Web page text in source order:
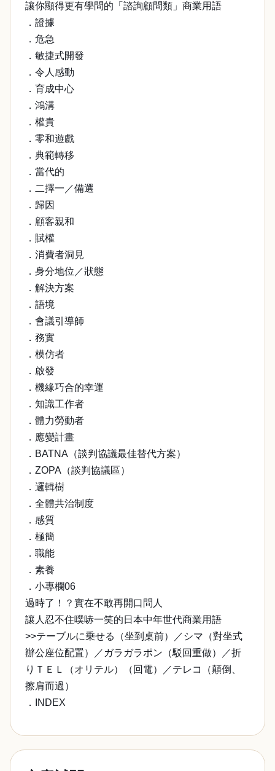
讓你顯得更有學問的「諮詢顧問類」商業用語
．證據
．危急
．敏捷式開發
．令人感動
．育成中心
．鴻溝
．權貴
．零和遊戲
．典範轉移
．當代的
．二擇一／備選
．歸因
．顧客親和
．賦權
．消費者洞見
．身分地位／狀態
．解決方案
．語境
．會議引導師
．務實
．模仿者
．啟發
．機緣巧合的幸運
．知識工作者
．體力勞動者
．應變計畫
．BATNA（談判協議最佳替代方案）
．ZOPA（談判協議區）
．邏輯樹
．全體共治制度
．感質
．極簡
．職能
．素養
．小專欄06
過時了！？實在不敢再開口問人
讓人忍不住噗哧一笑的日本中年世代商業用語
>>テーブルに乗せる（坐到桌前）／シマ（對坐式
辦公座位配置）／ガラガラポン（駁回重做）／折
りＴＥＬ（オリテル）（回電）／テレコ（顛倒、
擦肩而過）
．INDEX